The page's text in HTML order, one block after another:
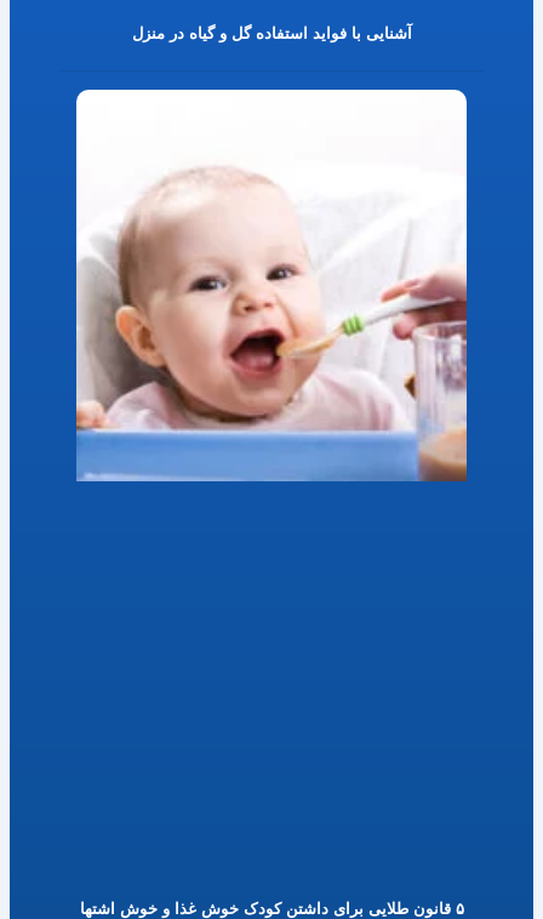
آشنایی با فواید استفاده گل و گیاه در منزل
۵ قانون طلایی برای داشتن کودک خوش غذا و خوش اشتها